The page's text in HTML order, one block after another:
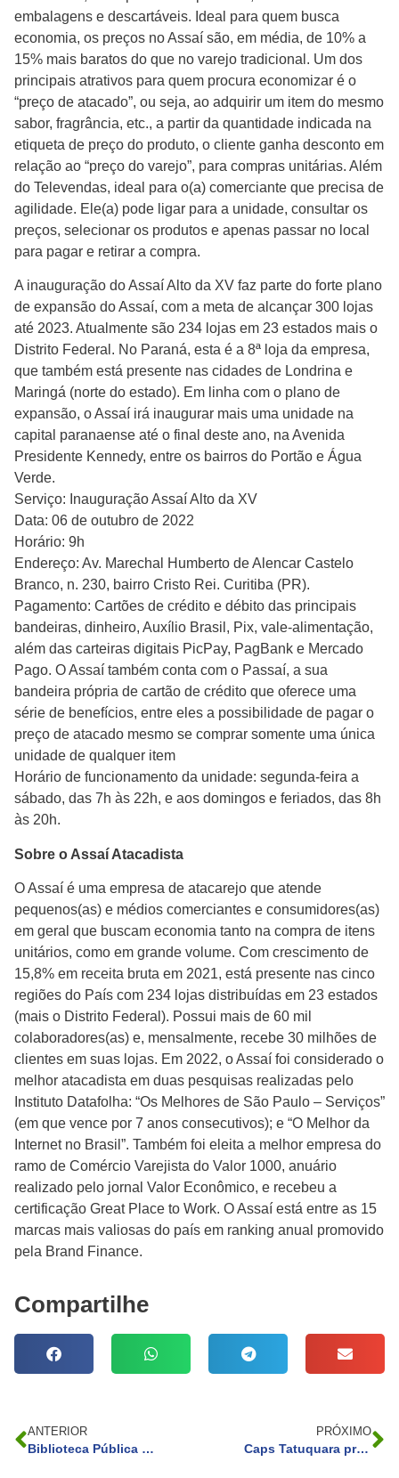
embalagens e descartáveis. Ideal para quem busca
economia, os preços no Assaí são, em média, de 10% a
15% mais baratos do que no varejo tradicional. Um dos
principais atrativos para quem procura economizar é o
“preço de atacado”, ou seja, ao adquirir um item do mesmo
sabor, fragrância, etc., a partir da quantidade indicada na
etiqueta de preço do produto, o cliente ganha desconto em
relação ao “preço do varejo”, para compras unitárias. Além
do Televendas, ideal para o(a) comerciante que precisa de
agilidade. Ele(a) pode ligar para a unidade, consultar os
preços, selecionar os produtos e apenas passar no local
para pagar e retirar a compra.
A inauguração do Assaí Alto da XV faz parte do forte plano
de expansão do Assaí, com a meta de alcançar 300 lojas
até 2023. Atualmente são 234 lojas em 23 estados mais o
Distrito Federal. No Paraná, esta é a 8ª loja da empresa,
que também está presente nas cidades de Londrina e
Maringá (norte do estado). Em linha com o plano de
expansão, o Assaí irá inaugurar mais uma unidade na
capital paranaense até o final deste ano, na Avenida
Presidente Kennedy, entre os bairros do Portão e Água
Verde.
Serviço: Inauguração Assaí Alto da XV
Data: 06 de outubro de 2022
Horário: 9h
Endereço: Av. Marechal Humberto de Alencar Castelo
Branco, n. 230, bairro Cristo Rei. Curitiba (PR).
Pagamento: Cartões de crédito e débito das principais
bandeiras, dinheiro, Auxílio Brasil, Pix, vale-alimentação,
além das carteiras digitais PicPay, PagBank e Mercado
Pago. O Assaí também conta com o Passaí, a sua
bandeira própria de cartão de crédito que oferece uma
série de benefícios, entre eles a possibilidade de pagar o
preço de atacado mesmo se comprar somente uma única
unidade de qualquer item
Horário de funcionamento da unidade: segunda-feira a
sábado, das 7h às 22h, e aos domingos e feriados, das 8h
às 20h.
Sobre o Assaí Atacadista
O Assaí é uma empresa de atacarejo que atende
pequenos(as) e médios comerciantes e consumidores(as)
em geral que buscam economia tanto na compra de itens
unitários, como em grande volume. Com crescimento de
15,8% em receita bruta em 2021, está presente nas cinco
regiões do País com 234 lojas distribuídas em 23 estados
(mais o Distrito Federal). Possui mais de 60 mil
colaboradores(as) e, mensalmente, recebe 30 milhões de
clientes em suas lojas. Em 2022, o Assaí foi considerado o
melhor atacadista em duas pesquisas realizadas pelo
Instituto Datafolha: “Os Melhores de São Paulo – Serviços”
(em que vence por 7 anos consecutivos); e “O Melhor da
Internet no Brasil”. Também foi eleita a melhor empresa do
ramo de Comércio Varejista do Valor 1000, anuário
realizado pelo jornal Valor Econômico, e recebeu a
certificação Great Place to Work. O Assaí está entre as 15
marcas mais valiosas do país em ranking anual promovido
pela Brand Finance.
Compartilhe
ANTERIOR
Biblioteca Pública do Paraná tem programação especial no mês da criança
PRÓXIMO
Caps Tatuquara promove bazar de roupas e utensílios com preço único de R$ 2